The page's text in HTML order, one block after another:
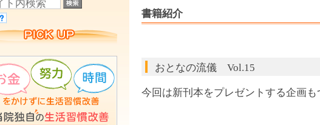
各種検査
プライマリ・
書籍紹介
おとなの流儀 Vol.15
今回は新刊本をプレゼントする企画も